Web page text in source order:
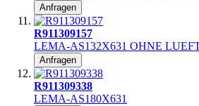
Anfragen
R911309157
LEMA-AS132X631 OHNE
Anfragen
R911309338
LEMA-AS180X631